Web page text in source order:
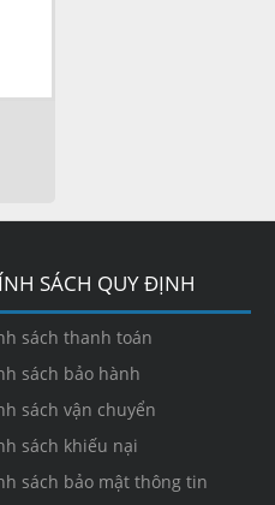
SÁCH QUY ĐỊNH
sách thanh toán
sách bảo hành
sách vận chuyển
sách khiếu nại
sách bảo mật thông tin